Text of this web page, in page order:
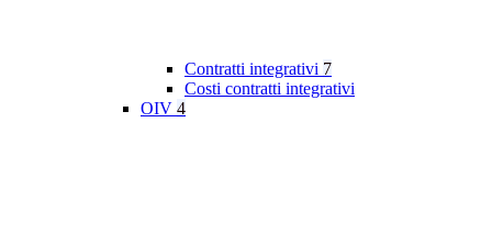
Contratti integrativi 7
Costi contratti integrativi
OIV 4